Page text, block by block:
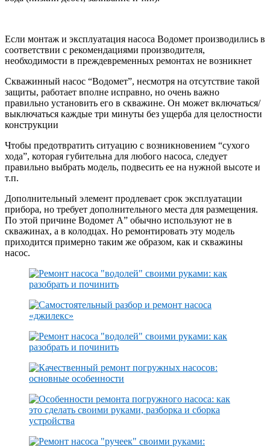
Если монтаж и эксплуатация насоса Водомет производились в
соответствии с рекомендациями производителя,
необходимости в преждевременных ремонтах не возникнет
Скважинный насос “Водомет”, несмотря на отсутствие такой
защиты, работает вполне исправно, но очень важно
правильно установить его в скважине. Он может включаться/
выключаться каждые три минуты без ущерба для целостности
конструкции
Чтобы предотвратить ситуацию с возникновением “сухого
хода”, которая губительна для любого насоса, следует
правильно выбрать модель, подвесить ее на нужной высоте и
т.п.
Дополнительный элемент продлевает срок эксплуатации
прибора, но требует дополнительного места для размещения.
По этой причине Водомет А” обычно используют не в
скважинах, а в колодцах. Но ремонтировать эту модель
приходится примерно таким же образом, как и скважины
насос.